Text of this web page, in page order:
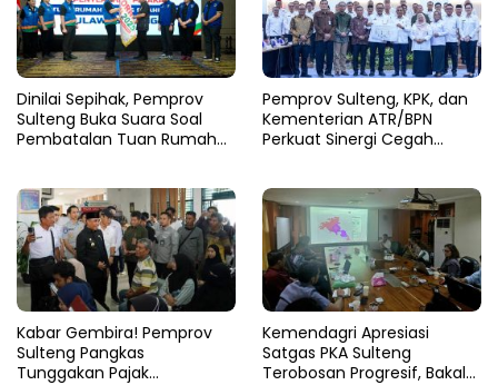
Dinilai Sepihak, Pemprov
Sulteng Buka Suara Soal
Pembatalan Tuan Rumah
Pemprov Sulteng, KPK, dan
Kementerian ATR/BPN
Perkuat Sinergi Cegah
Kabar Gembira! Pemprov
Sulteng Pangkas
Tunggakan Pajak
Kemendagri Apresiasi
Satgas PKA Sulteng
Terobosan Progresif, Bakal